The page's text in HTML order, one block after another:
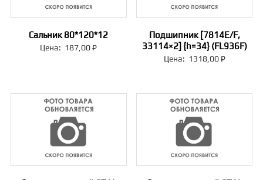
Сальник 80*120*12
Цена: 187,00₽
Подшипник [7814E/F,
33114×2] {h=34} (FL936F)
Цена: 1318,00₽